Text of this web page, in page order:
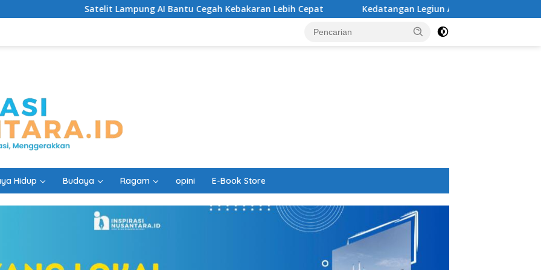
Satelit Lampung AI Bantu Cegah Kebakaran Lebih Cepat Kedatangan Legiun Asing Baru PSM Makassar Kian Nyata
Hidup Budaya Ragam opini E-Book Store